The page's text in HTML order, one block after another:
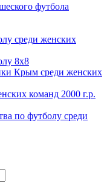
футбола
среди женских
8х8
Крым среди женских
команд 2000 г.р.
по футболу среди